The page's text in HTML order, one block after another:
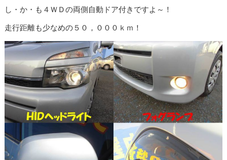
し・か・も４ＷＤの両側自動ドア付きですよ～！
走行距離も少なめの５０，０００ｋｍ！